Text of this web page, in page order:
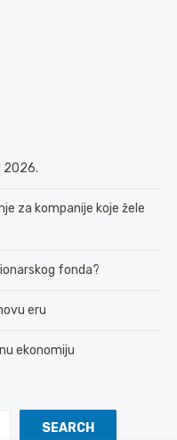
2026.
za kompanije koje žele
fonda?
eru
ekonomiju
SEARCH